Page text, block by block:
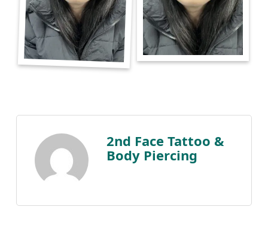
2nd Face Tattoo &
Body Piercing